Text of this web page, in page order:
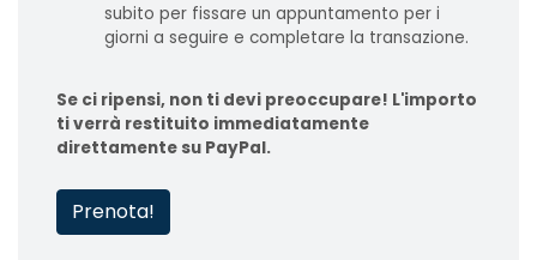
subito per fissare un appuntamento per i
giorni a seguire e completare la transazione.
Se ci ripensi, non ti devi preoccupare! L'importo
ti verrà restituito immediatamente
direttamente su PayPal.
Prenota!